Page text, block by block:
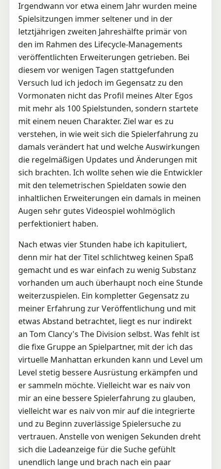
Irgendwann vor etwa einem Jahr wurden meine
Spielsitzungen immer seltener und in der
letztjährigen zweiten Jahreshälfte primär von
den im Rahmen des Lifecycle-Managements
veröffentlichten Erweiterungen getrieben. Bei
diesem vor wenigen Tagen stattgefunden
Versuch lud ich jedoch im Gegensatz zu den
Vormonaten nicht das Profil meines Alter Egos
mit mehr als 100 Spielstunden, sondern startete
mit einem neuen Charakter. Ziel war es zu
verstehen, in wie weit sich die Spielerfahrung zu
damals verändert hat und welche Auswirkungen
die regelmäßigen Updates und Änderungen mit
sich brachten. Ich wollte sehen wie die Entwickler
mit den telemetrischen Spieldaten sowie den
inhaltlichen Erweiterungen ein damals in meinen
Augen sehr gutes Videospiel wohlmöglich
perfektioniert haben.
Nach etwas vier Stunden habe ich kapituliert,
denn mir hat der Titel schlichtweg keinen Spaß
gemacht und es war einfach zu wenig Substanz
vorhanden um auch überhaupt noch eine Stunde
weiterzuspielen. Ein kompletter Gegensatz zu
meiner Erfahrung zur Veröffentlichung und mit
etwas Abstand betrachtet, liegt es nur indirekt
an Tom Clancy's The Division selbst. Was fehlt ist
die fixe Gruppe an Spielpartner, mit der ich das
virtuelle Manhattan erkunden kann und Level um
Level stetig bessere Ausrüstung erkämpfen und
er sammeln möchte. Vielleicht war es naiv von
mir an eine bessere Spielerfahrung zu glauben,
vielleicht war es naiv von mir auf die integrierte
und zu Beginn zuverlässige Spielersuche zu
vertrauen. Anstelle von wenigen Sekunden dreht
sich die Ladeanzeige für die Suche gefühlt
unendlich lange und brach nach ein paar